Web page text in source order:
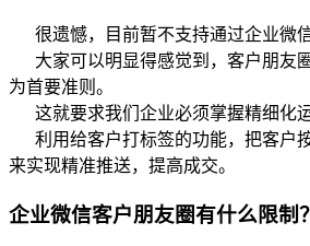
很遗憾，目前暂不支持通过企业微信
大家可以明显得感觉到，客户朋友
为首要准则。
这就要求我们企业必须掌握精细化运
利用给客户打标签的功能，把客户按
来实现精准推送，提高成交。
企业微信客户朋友圈有什么限制？